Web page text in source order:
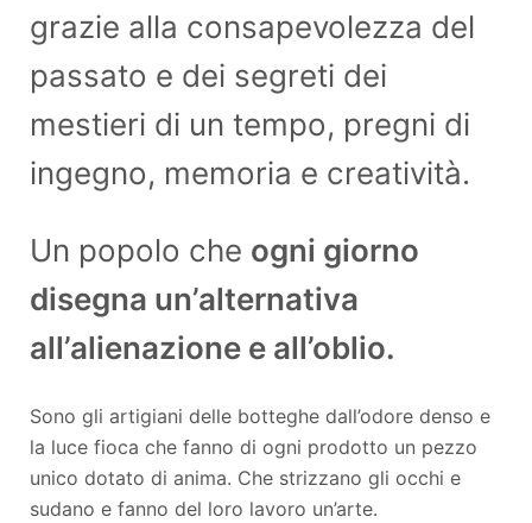
grazie alla consapevolezza del
passato e dei segreti dei
mestieri di un tempo, pregni di
ingegno, memoria e creatività.
Un popolo che ogni giorno
disegna un’alternativa
all’alienazione e all’oblio.
Sono gli artigiani delle botteghe dall’odore denso e
la luce fioca che fanno di ogni prodotto un pezzo
unico dotato di anima. Che strizzano gli occhi e
sudano e fanno del loro lavoro un’arte.